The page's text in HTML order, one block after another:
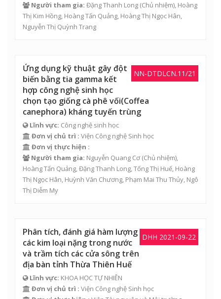
Người tham gia: Đặng Thanh Long (Chủ nhiệm), Hoàng
Thị Kim Hồng, Hoàng Tấn Quảng, Hoàng Thị Ngọc Hân,
Nguyễn Thị Quỳnh Trang
NN-DTDLCN.11/21
Ứng dụng kỹ thuật gây đột
biến bằng tia gamma kết
hợp công nghệ sinh học
chọn tạo giống cà phê vối(Coffea
canephora) kháng tuyến trùng
Lĩnh vực: Công nghệ sinh học
Đơn vị chủ trì : Viện Công nghệ Sinh học
Đơn vị thực hiện :
Người tham gia: Nguyễn Quang Cơ (Chủ nhiệm),
Hoàng Tấn Quảng,Đặng Thanh Long,Tống Thị Huế, Hoàng
Thị Ngọc Hân, Huỳnh Văn Chương, Phạm Mai Thu Thủy, Ngô
Thị Diễm My
DHH 2021-09-22
Phân tích, đánh giá hàm lượng
các kim loại nặng trong nước
và trầm tích các cửa sông trên
địa bàn tỉnh Thừa Thiên Huế
Lĩnh vực: KHOA HỌC TỰ NHIÊN
Đơn vị chủ trì : Viện Công nghệ Sinh học